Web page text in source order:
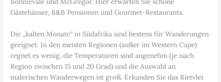
Gästehäuser, B&B Pensionen und Gourmet-Restaurants.
Die „kalten Monate“ in Südafrika sind bestens für Wanderungen
geeignet. In den meisten Regionen (außer im Western Cape)
regnet es wenig, die Temperaturen sind angenehm (je nach
Region zwischen 15 und 20 Grad) und die Auswahl an
malerischen Wanderwegen ist groß. Erkunden Sie das Rietvlei